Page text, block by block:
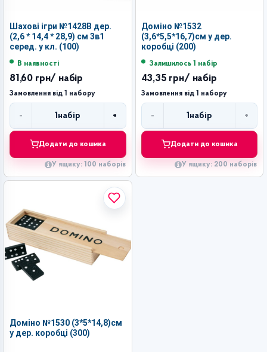
Шахові ігри №1428В дер.
(2,6 * 14,4 * 28,9) см 3в1
серед. у кл. (100)
В наявності
81,60 грн/ набір
Замовлення від 1 набору
-
Кількість
1набір +
Додати до кошика
У ящику: 100 наборів
Доміно №1532
(3,6*5,5*16,7)см у дер.
коробці (200)
Залишилось 1 набір
43,35 грн/ набір
Замовлення від 1 набору
-
Кількість
1набір +
Додати до кошика
У ящику: 200 наборів
Доміно №1530 (3*5*14,8)см
у дер. коробці (300)